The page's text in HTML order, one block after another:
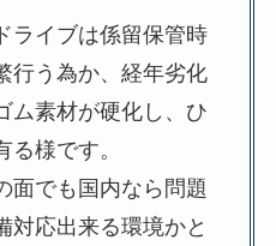
ライブは係留保管時
行う為か、経年劣化
ム素材が硬化し、ひ
様です。
面でも国内なら問題
対応出来る環境かと